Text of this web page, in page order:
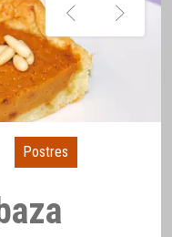
Postres